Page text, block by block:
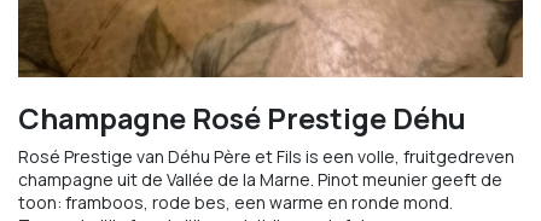
Champagne Rosé Prestige Déhu
Rosé Prestige van Déhu Père et Fils is een volle, fruitgedreven
champagne uit de Vallée de la Marne. Pinot meunier geeft de
toon: framboos, rode bes, een warme en ronde mond.